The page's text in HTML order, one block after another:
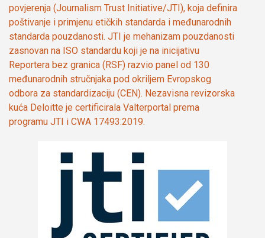
povjerenja (Journalism Trust Initiative/JTI), koja definira
poštivanje i primjenu etičkih standarda i međunarodnih
standarda pouzdanosti. JTI je mehanizam pouzdanosti
zasnovan na ISO standardu koji je na inicijativu
Reportera bez granica (RSF) razvio panel od 130
međunarodnih stručnjaka pod okriljem Evropskog
odbora za standardizaciju (CEN). Nezavisna revizorska
kuća Deloitte je certificirala Valterportal prema
programu JTI i CWA 17493:2019.